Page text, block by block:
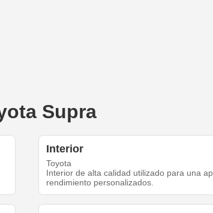
Supra
Interior
Toyota
Interior de alta calidad utilizado para una
rendimiento personalizados.